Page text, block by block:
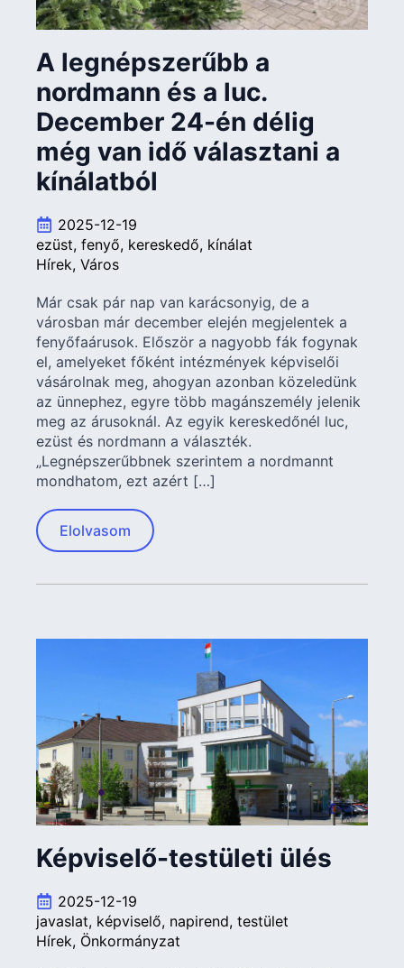
A legnépszerűbb a
nordmann és a luc.
December 24-én délig
még van idő választani a
kínálatból
2025-12-19
ezüst fenyő kereskedő kínálat
Hírek Város
Már csak pár nap van karácsonyig, de a
városban már december elején megjelentek a
fenyőfaárusok. Először a nagyobb fák fogynak
el, amelyeket főként intézmények képviselői
vásárolnak meg, ahogyan azonban közeledünk
az ünnephez, egyre több magánszemély jelenik
meg az árusoknál. Az egyik kereskedőnél luc,
ezüst és nordmann a választék.
„Legnépszerűbbnek szerintem a nordmannt
mondhatom, ezt azért […]
Elolvasom
Képviselő-testületi ülés
2025-12-19
javaslat képviselő napirend testület
Hírek Önkormányzat